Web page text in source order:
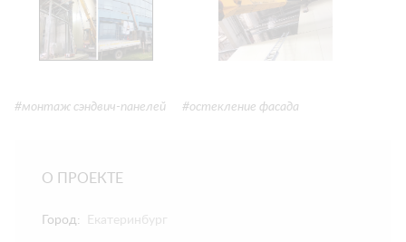
#монтаж сэндвич-панелей #остекление фасада
О ПРОЕКТЕ
Город: Екатеринбург